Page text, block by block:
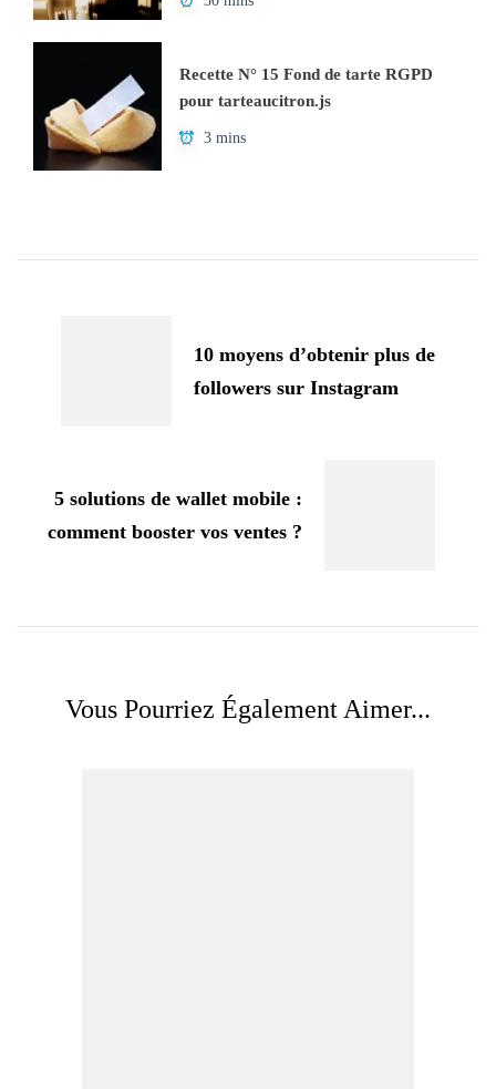
Recette N° 15 Fond de tarte RGPD
pour tarteaucitron.js
3 mins
10 moyens d’obtenir plus de
followers sur Instagram
5 solutions de wallet mobile :
comment booster vos ventes ?
Vous Pourriez Également Aimer...